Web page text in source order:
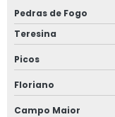
Pedras de Fogo
Teresina
Picos
Floriano
Campo Maior